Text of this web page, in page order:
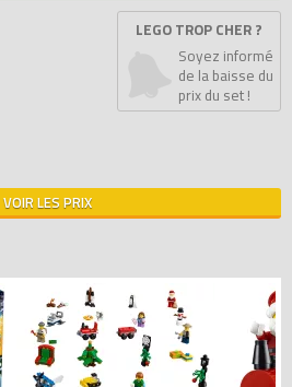
LEGO TROP CHER ?
Soyez informé
de la baisse du
prix du set !
VOIR LES PRIX